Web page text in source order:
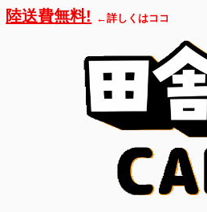
陸送費無料! ←詳しくはココ